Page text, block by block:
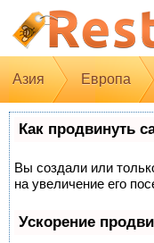
Азия Европа
Как продвинуть
Вы создали или
на увеличение его
Ускорение